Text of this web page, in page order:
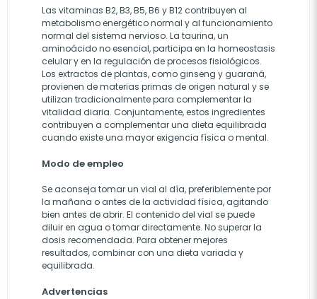
Las vitaminas B2, B3, B5, B6 y B12 contribuyen al
metabolismo energético normal y al funcionamiento
normal del sistema nervioso. La taurina, un
aminoácido no esencial, participa en la homeostasis
celular y en la regulación de procesos fisiológicos.
Los extractos de plantas, como ginseng y guaraná,
provienen de materias primas de origen natural y se
utilizan tradicionalmente para complementar la
vitalidad diaria. Conjuntamente, estos ingredientes
contribuyen a complementar una dieta equilibrada
cuando existe una mayor exigencia física o mental.
Modo de empleo
Se aconseja tomar un vial al día, preferiblemente por
la mañana o antes de la actividad física, agitando
bien antes de abrir. El contenido del vial se puede
diluir en agua o tomar directamente. No superar la
dosis recomendada. Para obtener mejores
resultados, combinar con una dieta variada y
equilibrada.
Advertencias